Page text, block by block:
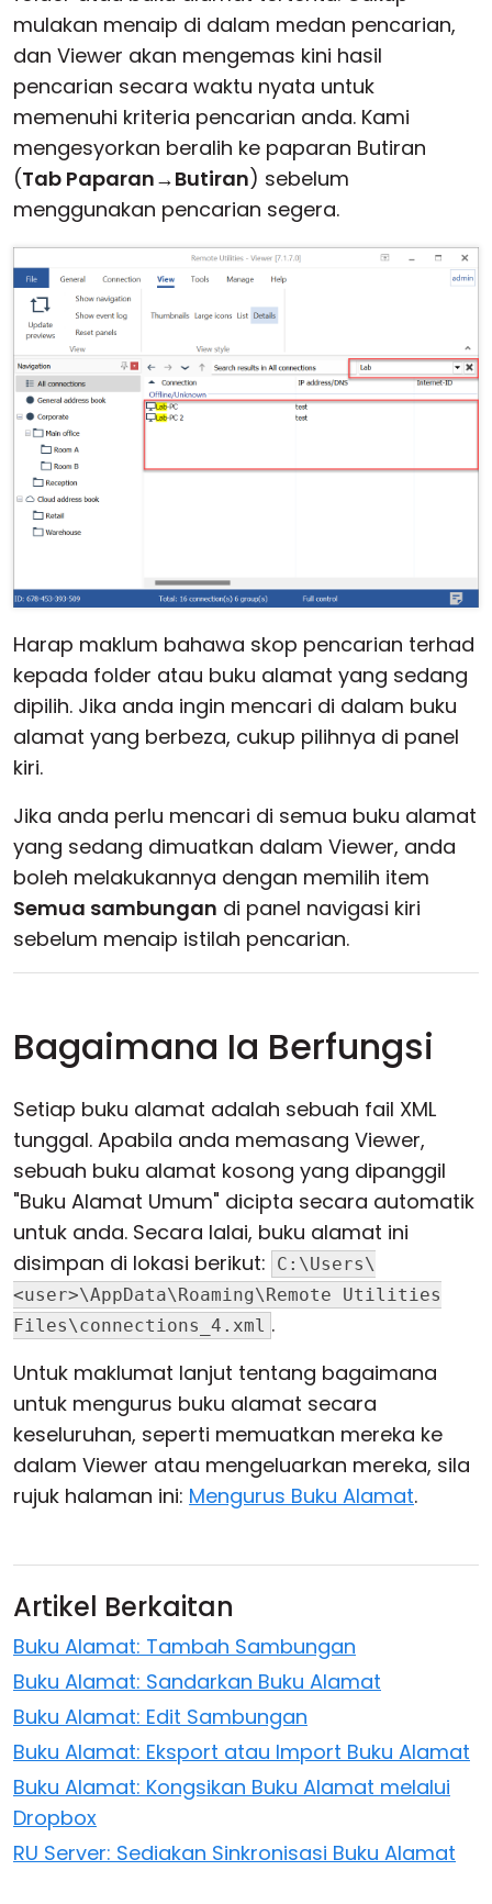
mulakan menaip di dalam medan pencarian,
dan Viewer akan mengemas kini hasil
pencarian secara waktu nyata untuk
memenuhi kriteria pencarian anda. Kami
mengesyorkan beralih ke paparan Butiran
(Tab Paparan→Butiran) sebelum
menggunakan pencarian segera.
Harap maklum bahawa skop pencarian terhad
kepada folder atau buku alamat yang sedang
dipilih. Jika anda ingin mencari di dalam buku
alamat yang berbeza, cukup pilihnya di panel
kiri.
Jika anda perlu mencari di semua buku alamat
yang sedang dimuatkan dalam Viewer, anda
boleh melakukannya dengan memilih item
Semua sambungan di panel navigasi kiri
sebelum menaip istilah pencarian.
Bagaimana Ia Berfungsi
Setiap buku alamat adalah sebuah fail XML
tunggal. Apabila anda memasang Viewer,
sebuah buku alamat kosong yang dipanggil
"Buku Alamat Umum" dicipta secara automatik
untuk anda. Secara lalai, buku alamat ini
disimpan di lokasi berikut:
C:\Users\
<user>\AppData\Roaming\Remote Utilities
Files\connections_4.xml .
Untuk maklumat lanjut tentang bagaimana
untuk mengurus buku alamat secara
keseluruhan, seperti memuatkan mereka ke
dalam Viewer atau mengeluarkan mereka, sila
rujuk halaman ini: Mengurus Buku Alamat.
Artikel Berkaitan
Buku Alamat: Tambah Sambungan
Buku Alamat: Sandarkan Buku Alamat
Buku Alamat: Edit Sambungan
Buku Alamat: Eksport atau Import Buku Alamat
Buku Alamat: Kongsikan Buku Alamat melalui
Dropbox
RU Server: Sediakan Sinkronisasi Buku Alamat